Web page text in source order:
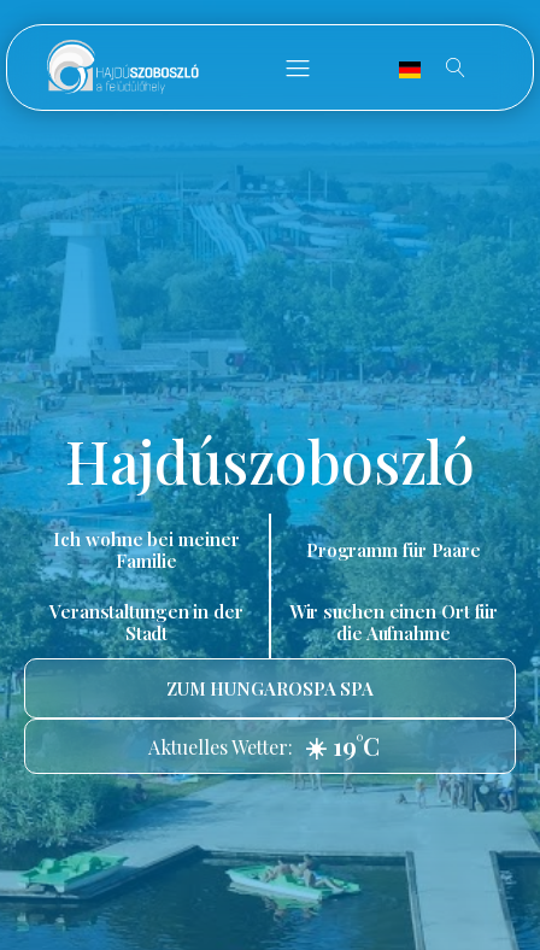
Hajdúszoboszló
Ich wohne bei meiner
Familie
Programm für Paare
Veranstaltungen in der
Stadt
Wir suchen einen Ort für
die Aufnahme
ZUM HUNGAROSPA SPA
Aktuelles Wetter: ☀️ 19°C